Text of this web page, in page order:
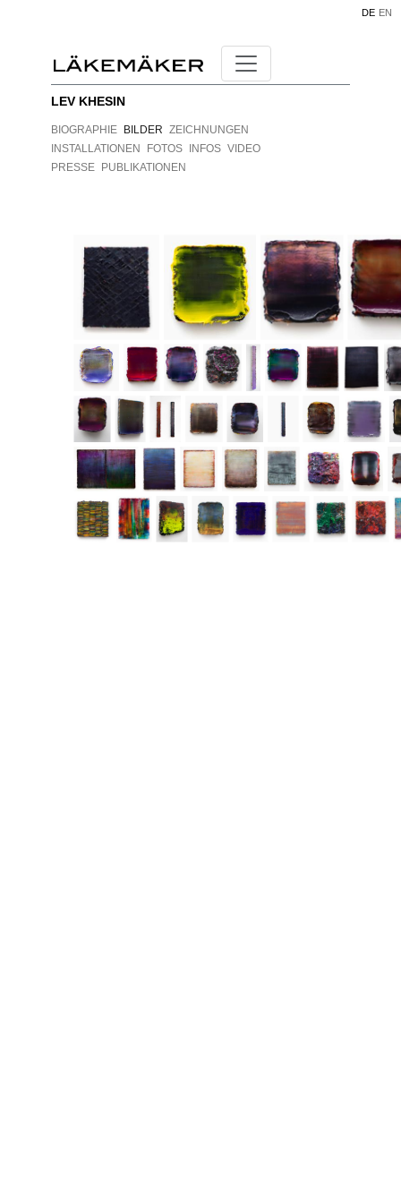
DE EN
LEV KHESIN
BIOGRAPHIE BILDER ZEICHNUNGEN
INSTALLATIONEN
FOTOS INFOS VIDEO
PRESSE
PUBLIKATIONEN